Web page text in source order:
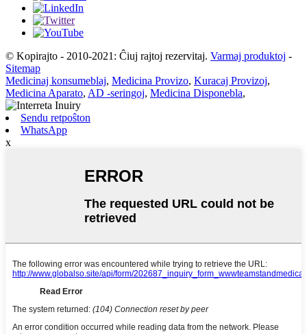
© Kopirajto - 2010-2021: Ĉiuj rajtoj rezervitaj. Varmaj produktoj -
Sitemap
Medicinaj konsumeblaj, Medicina Provizo, Kuracaj Provizoj,
Medicina Aparato, AD -seringoj, Medicina Disponebla,
Sendu retpoŝton
WhatsApp
x